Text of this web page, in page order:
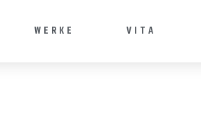
WERKE VITA